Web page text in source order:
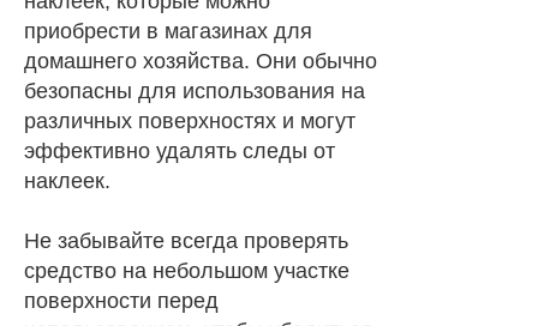
приобрести в магазинах для
домашнего хозяйства. Они обычно
безопасны для использования на
различных поверхностях и могут
эффективно удалять следы от
наклеек.
Не забывайте всегда проверять
средство на небольшом участке
поверхности перед